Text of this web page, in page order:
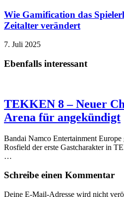
Wie Gamification das
Zeitalter verändert
7. Juli 2025
Ebenfalls interessant
TEKKEN 8 – Neuer
Arena für angekündigt
Bandai Namco Entertainment
Rosfield der erste Gastcharakter in
…
Schreibe einen Kommentar
Deine E-Mail-Adresse wird nicht